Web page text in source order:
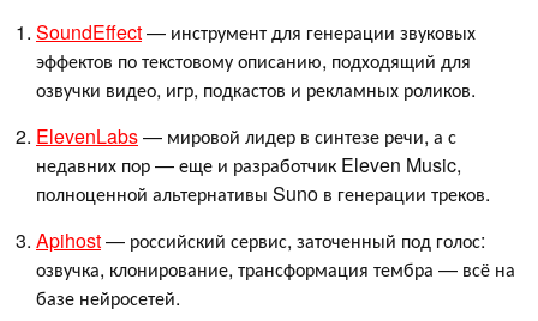
SoundEffect— инструмент для генерации звуковых
эффектов по текстовому описанию, подходящий для
озвучки видео, игр, подкастов и рекламных роликов.
ElevenLabs— мировой лидер в синтезе речи, а с
недавних пор — еще и разработчик Eleven Music,
полноценной альтернативы Suno в генерации треков.
Apihost— российский сервис, заточенный под голос:
озвучка, клонирование, трансформация тембра — всё на
базе нейросетей.